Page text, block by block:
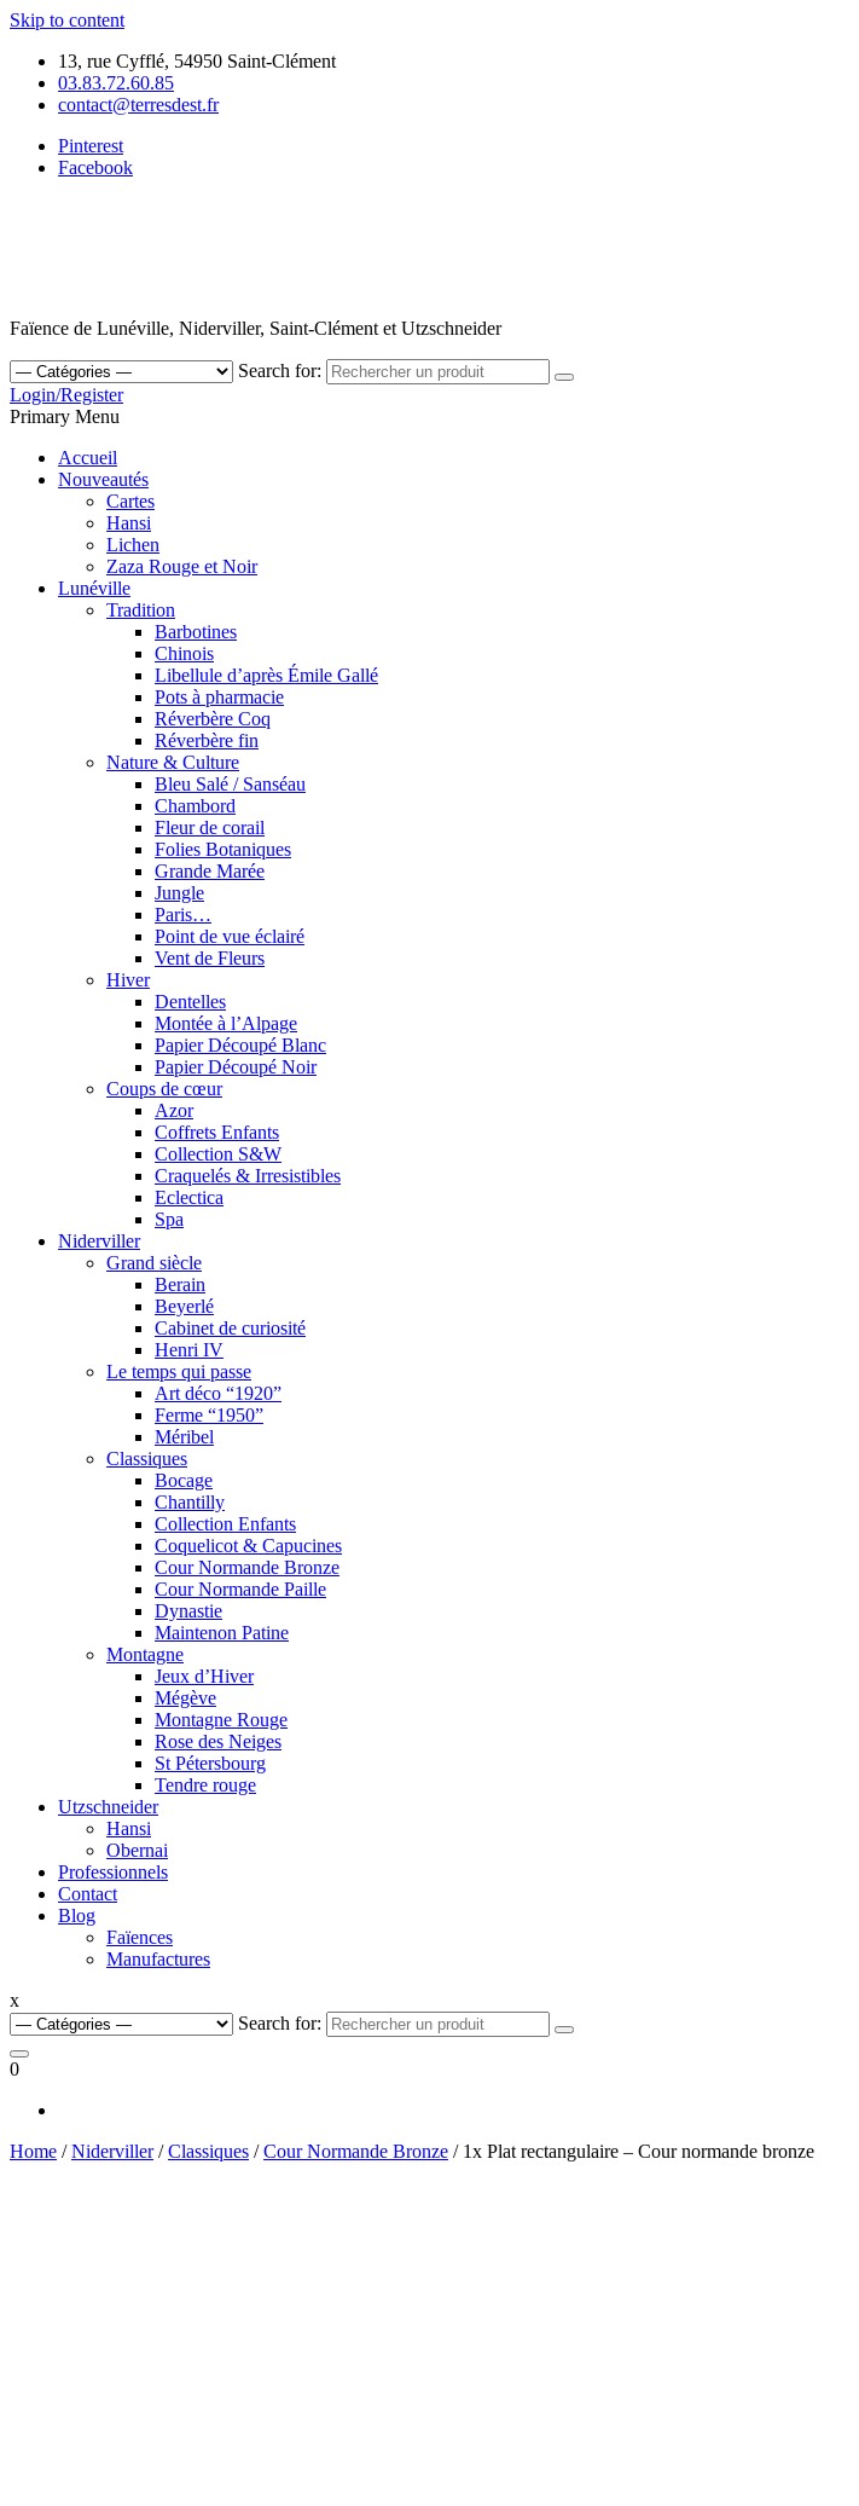
Skip to content
13, rue Cyfflé, 54950 Saint-Clément
03.83.72.60.85
contact@terresdest.fr
Pinterest
Facebook
Faïence de Lunéville, Niderviller, Saint-Clément et Utzschneider
Search for:
Login/Register
Primary Menu
Accueil
Nouveautés
Cartes
Hansi
Lichen
Zaza Rouge et Noir
Lunéville
Tradition
Barbotines
Chinois
Libellule d’après Émile Gallé
Pots à pharmacie
Réverbère Coq
Réverbère fin
Nature & Culture
Bleu Salé / Sanséau
Chambord
Fleur de corail
Folies Botaniques
Grande Marée
Jungle
Paris…
Point de vue éclairé
Vent de Fleurs
Hiver
Dentelles
Montée à l’Alpage
Papier Découpé Blanc
Papier Découpé Noir
Coups de cœur
Azor
Coffrets Enfants
Collection S&W
Craquelés & Irresistibles
Eclectica
Spa
Niderviller
Grand siècle
Berain
Beyerlé
Cabinet de curiosité
Henri IV
Le temps qui passe
Art déco “1920”
Ferme “1950”
Méribel
Classiques
Bocage
Chantilly
Collection Enfants
Coquelicot & Capucines
Cour Normande Bronze
Cour Normande Paille
Dynastie
Maintenon Patine
Montagne
Jeux d’Hiver
Mégève
Montagne Rouge
Rose des Neiges
St Pétersbourg
Tendre rouge
Utzschneider
Hansi
Obernai
Professionnels
Contact
Blog
Faïences
Manufactures
x
Search for:
0
Home /Niderviller/Classiques /Cour Normande Bronze / 1x Plat rectangulaire – Cour normande bronze